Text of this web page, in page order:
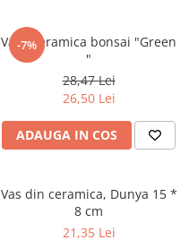
-7%
Vaza ceramica bonsai "Green
"
28,47 Lei
26,50 Lei
ADAUGA IN COS
Vas din ceramica, Dunya 15 *
8 cm
21,35 Lei